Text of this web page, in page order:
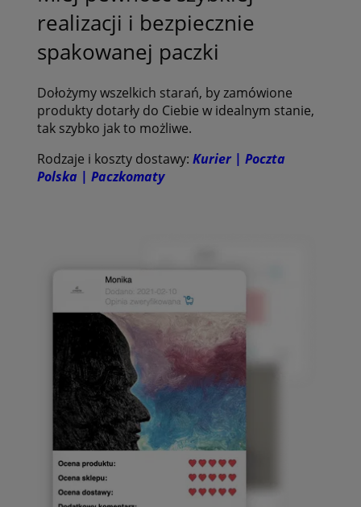
realizacji i bezpiecznie
spakowanej paczki
Dołożymy wszelkich starań, by zamówione
produkty dotarły do Ciebie w idealnym stanie,
tak szybko jak to możliwe.
Rodzaje i koszty dostawy: Kurier | Poczta
Polska | Paczkomaty